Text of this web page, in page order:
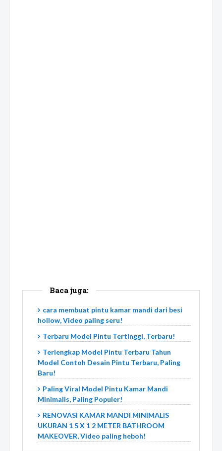
Baca juga:
cara membuat pintu kamar mandi dari besi
hollow, Video paling seru!
Terbaru Model Pintu Tertinggi, Terbaru!
Terlengkap Model Pintu Terbaru Tahun
Model Contoh Desain Pintu Terbaru, Paling
Baru!
Paling Viral Model Pintu Kamar Mandi
Minimalis, Paling Populer!
RENOVASI KAMAR MANDI MINIMALIS
UKURAN 1 5 X 1 2 METER BATHROOM
MAKEOVER, Video paling heboh!